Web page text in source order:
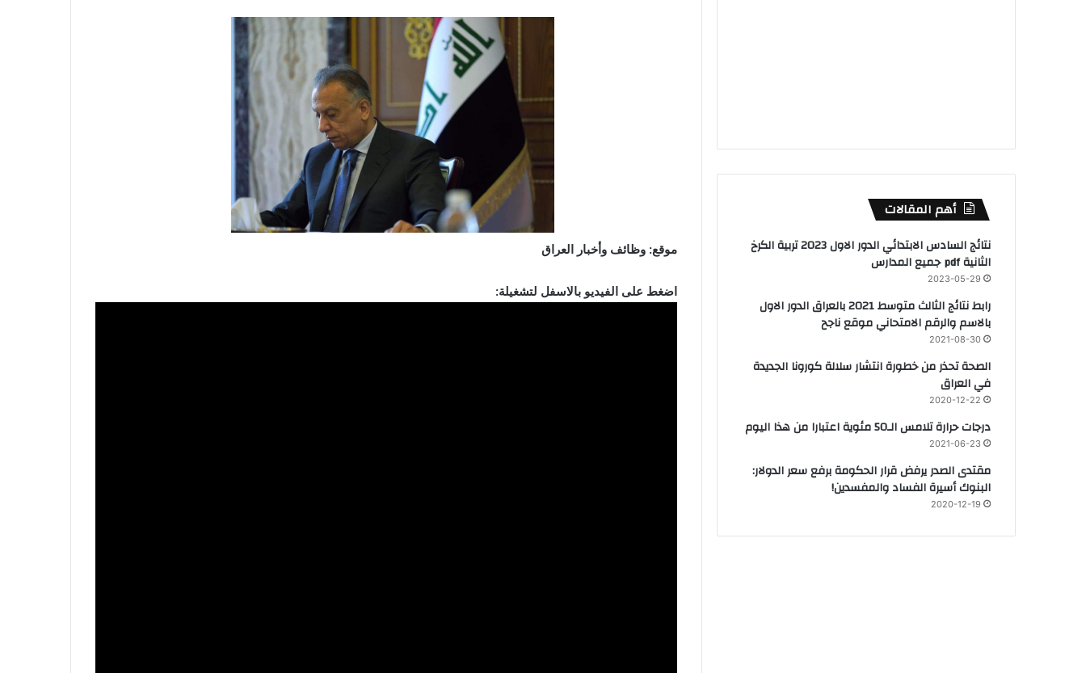
موقع: وظائف وأخبار العراق
اضغط على الفيديو بالاسفل لتشغيلة:
أهم المقالات
نتائج السادس الابتدائي الدور الاول 2023 تربية الكرخ
الثانية pdf جميع المدارس
2023-05-29
رابط نتائج الثالث متوسط 2021 بالعراق الدور الاول
بالاسم والرقم الامتحاني موقع ناجح
2021-08-30
الصحة تحذر من خطورة انتشار سلالة كورونا الجديدة
في العراق
2020-12-22
درجات حرارة تلامس الـ50 مئوية اعتبارا من هذا اليوم
2021-06-23
مقتدى الصدر يرفض قرار الحكومة برفع سعر الدولار:
البنوك أسيرة الفساد والمفسدين!
2020-12-19